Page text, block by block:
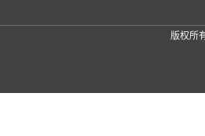
版权所